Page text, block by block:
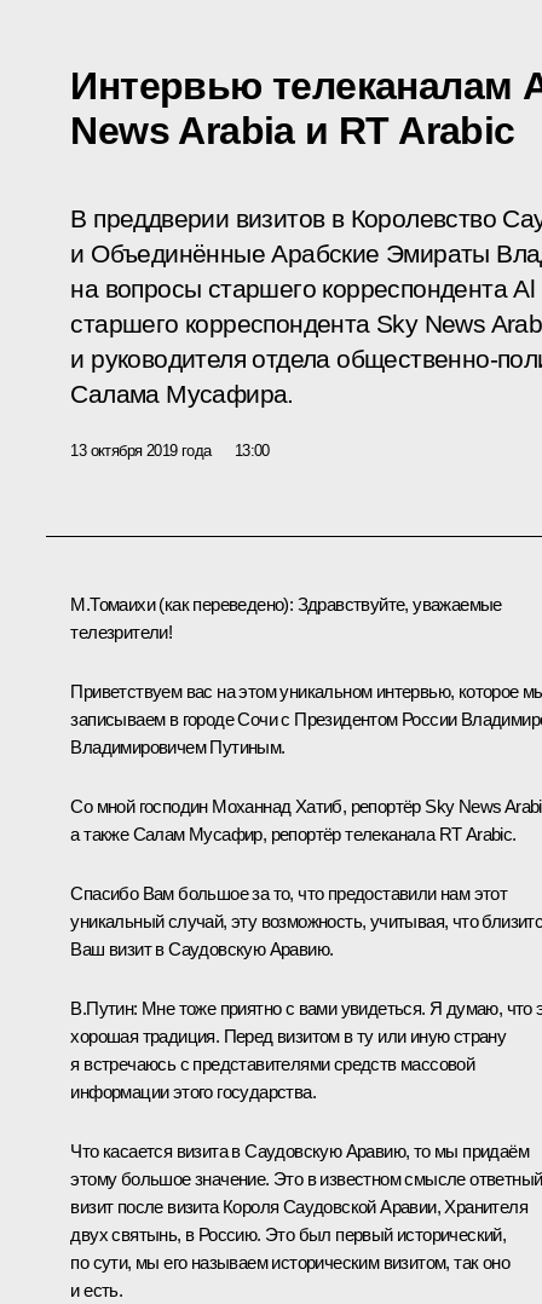
Интервью телеканалам
News Arabia и RT Arabic
В преддверии визитов в Королевство
и Объединённые Арабские Эмираты
на вопросы старшего корреспондента
старшего корреспондента Sky News
и руководителя отдела общественно-
Салама Мусафира.
13 октября 2019 года 13:00
М.Томаихи(как переведено): Здравствуйте, уважаемые
телезрители!
Приветствуем вас на этом уникальном интервью, которое
записываем в городе Сочи с Президентом России
Владимировичем Путиным.
Со мной господин Моханнад Хатиб, репортёр Sky News
а также Салам Мусафир, репортёр телеканала RT Arabic.
Спасибо Вам большое за то, что предоставили нам этот
уникальный случай, эту возможность, учитывая, что
Ваш визит в Саудовскую Аравию.
В.Путин: Мне тоже приятно с вами увидеться. Я думаю, что
хорошая традиция. Перед визитом в ту или иную страну
я встречаюсь с представителями средств массовой
информации этого государства.
Что касается визита в Саудовскую Аравию, то мы придаём
этому большое значение. Это в известном смысле ответный
визит после визита Короля Саудовской Аравии, Хранителя
двух святынь, в Россию. Это был первый исторический,
по сути, мы его называем историческим визитом, так оно
и есть.